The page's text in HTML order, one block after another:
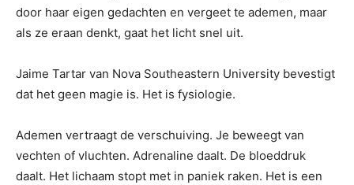
door haar eigen gedachten en vergeet te ademen, maar
als ze eraan denkt, gaat het licht snel uit.
Jaime Tartar van Nova Southeastern University bevestigt
dat het geen magie is. Het is fysiologie.
Ademen vertraagt ​​de verschuiving. Je beweegt van
vechten of vluchten. Adrenaline daalt. De bloeddruk
daalt. Het lichaam stopt met in paniek raken. Het is een